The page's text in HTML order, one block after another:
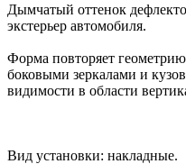
Дымчатый оттенок
экстерьер автомобиля.
Форма повторяет
боковыми зеркалами и
видимости в области
Вид установки: накладные.